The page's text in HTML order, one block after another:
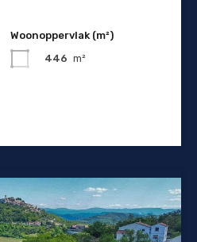
Woonoppervlak (m²)
446 m²